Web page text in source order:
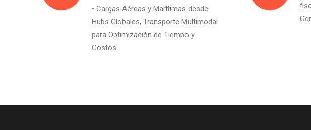
• Cargas Aéreas y Marítimas desde
Hubs Globales, Transporte Multimodal
para Optimización de Tiempo y
Costos.